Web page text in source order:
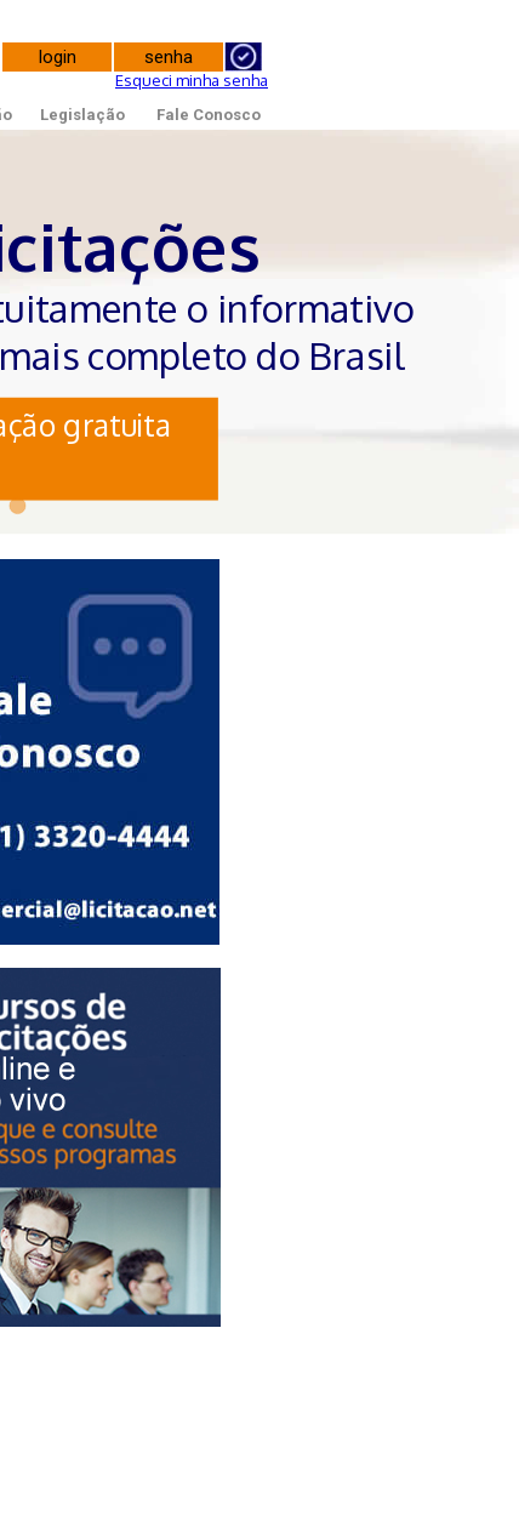
Esqueci minha senha
Legislação Fale Conosco
o informativo
completo do Brasil
gratuita